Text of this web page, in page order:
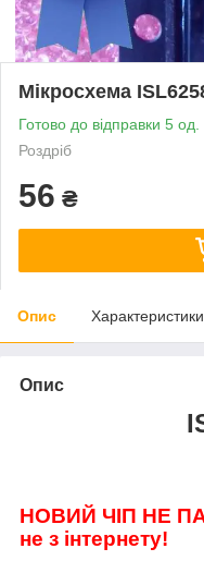
Мікросхема
Готово до відправки 5 од.
Роздріб
56 ₴
Опис Характеристики
Опис
НОВИЙ ЧІП НЕ
не з інтернету!